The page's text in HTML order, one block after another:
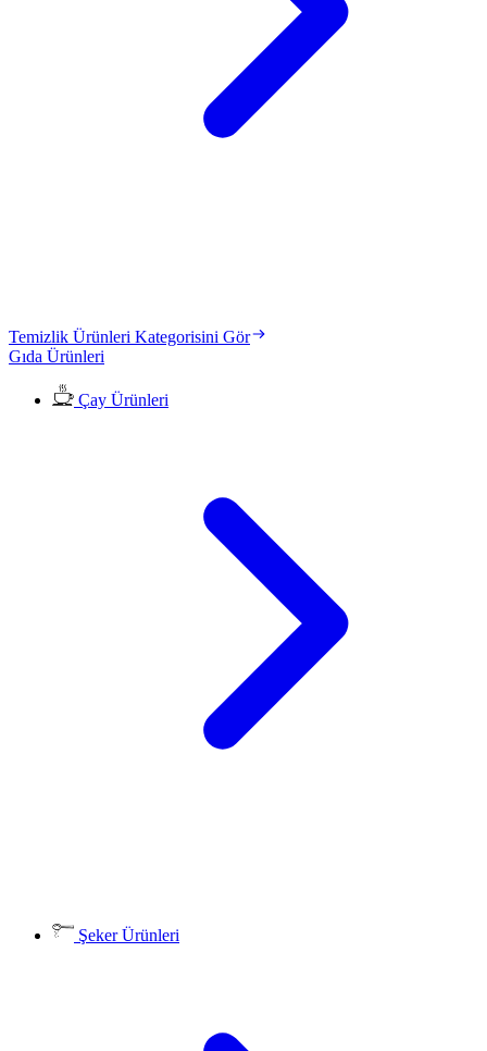
Temizlik Ürünleri Kategorisini Gör
Gıda Ürünleri
Çay Ürünleri
Şeker Ürünleri